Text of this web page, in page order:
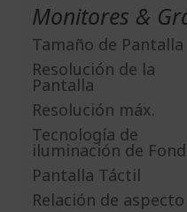
Monitores &
Tamaño de Pantalla
Resolución de la
Pantalla
Resolución máx.
Tecnología de
iluminación de
Pantalla Táctil
Relación de aspecto